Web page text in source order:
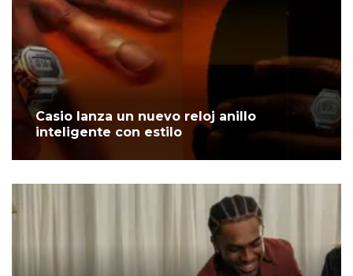
Casio lanza un nuevo reloj anillo
inteligente con estilo